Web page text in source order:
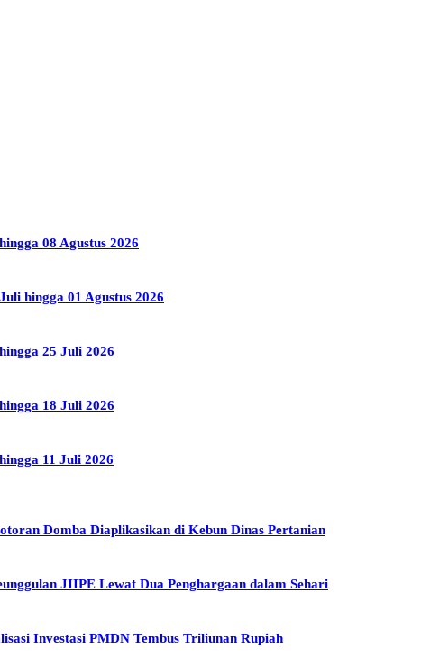
08 Agustus 2026
hingga 01 Agustus 2026
25 Juli 2026
18 Juli 2026
11 Juli 2026
Domba Diaplikasikan di Kebun Dinas Pertanian
JIIPE Lewat Dua Penghargaan dalam Sehari
Investasi PMDN Tembus Triliunan Rupiah